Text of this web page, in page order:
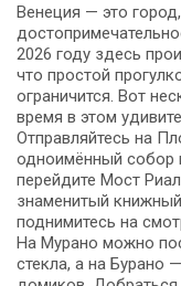
Венеция — это
2026 году здесь
что простой
ограничится. Вот
время в этом
Отправляйтесь на
одноимённый собор
перейдите Мост
знаменитый
поднимитесь на
На Мурано можно
стекла, а на Бурано